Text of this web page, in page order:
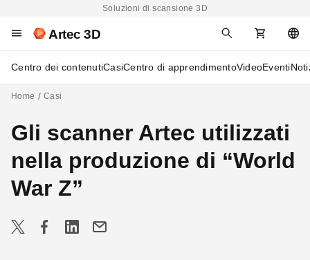
Soluzioni di scansione 3D
Artec 3D
Centro dei contenutiCasiCentro di apprendimentoVideoEventi
Home Casi
Gli scanner Artec utilizzati
nella produzione di “World
War Z”